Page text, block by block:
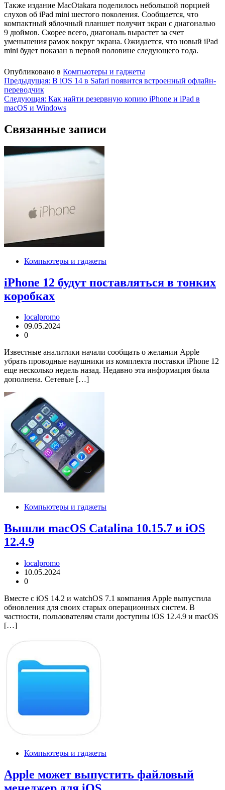
Также издание MacOtakara поделилось небольшой порцией
слухов об iPad mini шестого поколения. Сообщается, что
компактный яблочный планшет получит экран с диагональю
9 дюймов. Скорее всего, диагональ вырастет за счет
уменьшения рамок вокруг экрана. Ожидается, что новый iPad
mini будет показан в первой половине следующего года.
Опубликовано в Компьютеры и гаджеты
Навигация
по
записям
Предыдущая: В iOS 14 в Safari появится встроенный офлайн-
переводчик
Следующая: Как найти резервную копию iPhone и iPad в
macOS и Windows
Связанные записи
Компьютеры и гаджеты
iPhone 12 будут поставляться в тонких
коробках
localpromo
09.05.2024
0
Известные аналитики начали сообщать о желании Apple
убрать проводные наушники из комплекта поставки iPhone 12
еще несколько недель назад. Недавно эта информация была
дополнена. Сетевые […]
Компьютеры и гаджеты
Вышли macOS Catalina 10.15.7 и iOS
12.4.9
localpromo
10.05.2024
0
Вместе с iOS 14.2 и watchOS 7.1 компания Apple выпустила
обновления для своих старых операционных систем. В
частности, пользователям стали доступны iOS 12.4.9 и macOS
[…]
Компьютеры и гаджеты
Apple может выпустить файловый